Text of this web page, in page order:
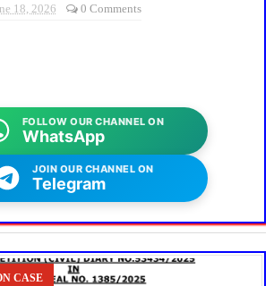
18, 2026 0 Comments
FOLLOW OUR CHANNEL ON
WhatsApp
JOIN OUR CHANNEL ON
Telegram
CASE